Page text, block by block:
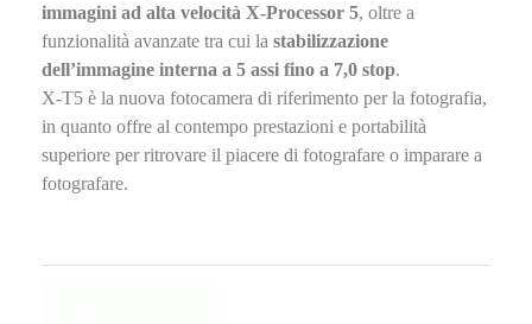
immagini ad alta velocità X-Processor 5, oltre a
funzionalità avanzate tra cui la stabilizzazione
dell’immagine interna a 5 assi fino a 7,0 stop.
X-T5 è la nuova fotocamera di riferimento per la fotografia,
in quanto offre al contempo prestazioni e portabilità
superiore per ritrovare il piacere di fotografare o imparare a
fotografare.